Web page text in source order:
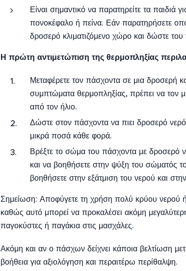
Είναι σημαντικό να παρατηρείτε τα παιδιά
πονοκέφαλο ή πείνα. Εάν παρατηρήσετε
δροσερό κλιματιζόμενο χώρο και δώστε
Η πρώτη αντιμετώπιση της θερμοπληξίας
Μεταφέρετε τον πάσχοντα σε μια δροσερή
συμπτώματα θερμοπληξίας, πρέπει να τον
από τον ήλιο.
Δώστε στον πάσχοντα να πιει δροσερό
μικρά ποσά κάθε φορά.
Βρέξτε το σώμα του πάσχοντα με δροσερό
και να βοηθήσετε στην ψύξη του σώματός
βοηθήσετε στην εξάτμιση του νερού και
Σημείωση: Αποφύγετε τη χρήση πολύ κρύου
καθώς αυτό μπορεί να προκαλέσει ακόμη
παγοκύστες ή παγάκια στις μασχάλες.
Ακόμη και αν ο πάσχων δείχνει κάποια βελτίωση
βοήθεια για αξιολόγηση και περαιτέρω περίθαλψη.